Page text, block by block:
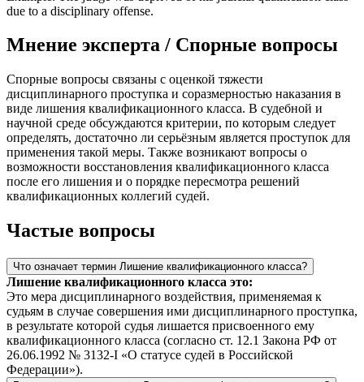
due to a disciplinary offense.
Мнение эксперта / Спорные вопросы
Спорные вопросы связаны с оценкой тяжести
дисциплинарного проступка и соразмерностью наказания в
виде лишения квалификационного класса. В судебной и
научной среде обсуждаются критерии, по которым следует
определять, достаточно ли серьёзным является проступок для
применения такой меры. Также возникают вопросы о
возможности восстановления квалификационного класса
после его лишения и о порядке пересмотра решений
квалификационных коллегий судей.
Частые вопросы
Что означает термин Лишение квалификационного класса?
Лишение квалификационного класса это:
Это мера дисциплинарного воздействия, применяемая к
судьям в случае совершения ими дисциплинарного проступка,
в результате которой судья лишается присвоенного ему
квалификационного класса (согласно ст. 12.1 Закона РФ от
26.06.1992 № 3132-I «О статусе судей в Российской
Федерации»).